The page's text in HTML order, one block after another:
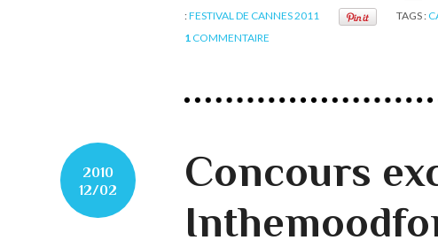
:FESTIVAL DE CANNES 2011 TAGS :
1 COMMENTAIRE
2010
12/02
Concours